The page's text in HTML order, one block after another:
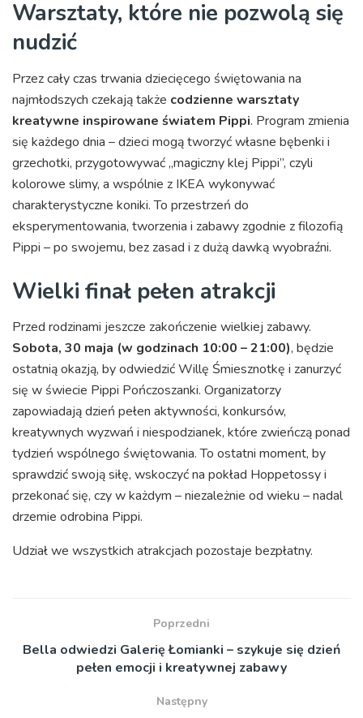
Warsztaty, które nie pozwolą się
nudzić
Przez cały czas trwania dziecięcego świętowania na
najmłodszych czekają także codzienne warsztaty
kreatywne inspirowane światem Pippi. Program zmienia
się każdego dnia – dzieci mogą tworzyć własne bębenki i
grzechotki, przygotowywać „magiczny klej Pippi”, czyli
kolorowe slimy, a wspólnie z IKEA wykonywać
charakterystyczne koniki. To przestrzeń do
eksperymentowania, tworzenia i zabawy zgodnie z filozofią
Pippi – po swojemu, bez zasad i z dużą dawką wyobraźni.
Wielki finał pełen atrakcji
Przed rodzinami jeszcze zakończenie wielkiej zabawy.
Sobota, 30 maja (w godzinach 10:00 – 21:00), będzie
ostatnią okazją, by odwiedzić Willę Śmiesznotkę i zanurzyć
się w świecie Pippi Pończoszanki. Organizatorzy
zapowiadają dzień pełen aktywności, konkursów,
kreatywnych wyzwań i niespodzianek, które zwieńczą ponad
tydzień wspólnego świętowania. To ostatni moment, by
sprawdzić swoją siłę, wskoczyć na pokład Hoppetossy i
przekonać się, czy w każdym – niezależnie od wieku – nadal
drzemie odrobina Pippi.
Udział we wszystkich atrakcjach pozostaje bezpłatny.
Poprzedni
Bella odwiedzi Galerię Łomianki – szykuje się dzień
pełen emocji i kreatywnej zabawy
Następny